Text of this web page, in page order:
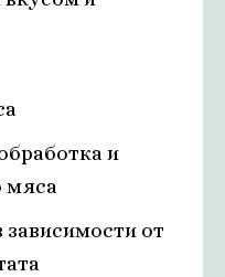
и
мяса
от